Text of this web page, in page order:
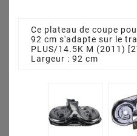
Ce plateau de coupe
92 cm s'adapte sur le
PLUS/14.5K M (2011)
Largeur : 92 cm